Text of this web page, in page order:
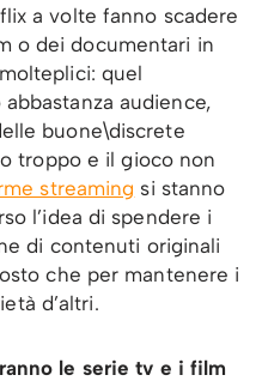
a volte fanno scadere
o dei documentari in
quel
audience,
buone\discrete
troppo e il gioco non
streaming si stanno
l’idea di spendere i
di contenuti originali
che per mantenere i
d’altri.
le serie tv e i film